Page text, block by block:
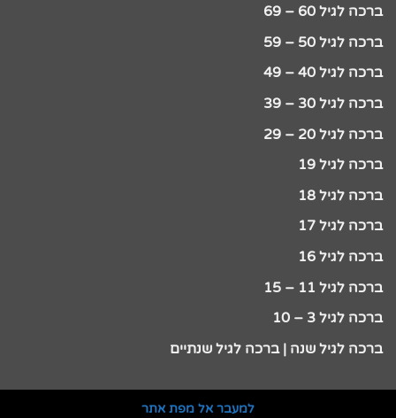
ברכה לגיל 60 – 69
ברכה לגיל 50 – 59
ברכה לגיל 40 – 49
ברכה לגיל 30 – 39
ברכה לגיל 20 – 29
ברכה לגיל 19
ברכה לגיל 18
ברכה לגיל 17
ברכה לגיל 16
ברכה לגיל 11 – 15
ברכה לגיל 3 – 10
ברכה לגיל שנה | ברכה לגיל שנתיים
למעבר אל מפת אתר